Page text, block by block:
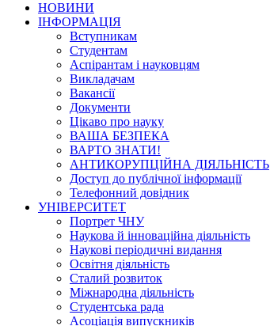
НОВИНИ
ІНФОРМАЦІЯ
Вступникам
Студентам
Аспірантам і науковцям
Викладачам
Вакансії
Документи
Цікаво про науку
ВАША БЕЗПЕКА
ВАРТО ЗНАТИ!
АНТИКОРУПЦІЙНА ДІЯЛЬНІСТЬ
Доступ до публічної інформації
Телефонний довідник
УНІВЕРСИТЕТ
Портрет ЧНУ
Наукова й інноваційна діяльність
Наукові періодичні видання
Освітня діяльність
Сталий розвиток
Міжнародна діяльність
Студентська рада
Асоціація випускників